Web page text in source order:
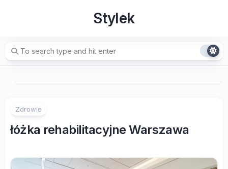
Stylek
Zdrowie
łóżka rehabilitacyjne Warszawa